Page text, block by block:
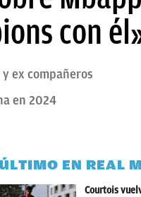
con
ex compañeros
en 2024
EN REAL
Courtois